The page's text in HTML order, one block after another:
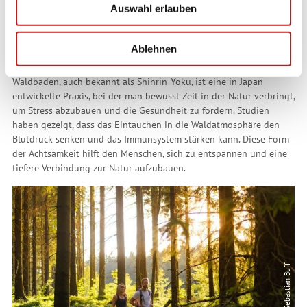
Auswahl erlauben
Ablehnen
Waldbaden in Coburg Rennsteig
Waldbaden, auch bekannt als Shinrin-Yoku, ist eine in Japan
entwickelte Praxis, bei der man bewusst Zeit in der Natur verbringt,
um Stress abzubauen und die Gesundheit zu fördern. Studien
haben gezeigt, dass das Eintauchen in die Waldatmosphäre den
Blutdruck senken und das Immunsystem stärken kann. Diese Form
der Achtsamkeit hilft den Menschen, sich zu entspannen und eine
tiefere Verbindung zur Natur aufzubauen.
© Sebastian Buff